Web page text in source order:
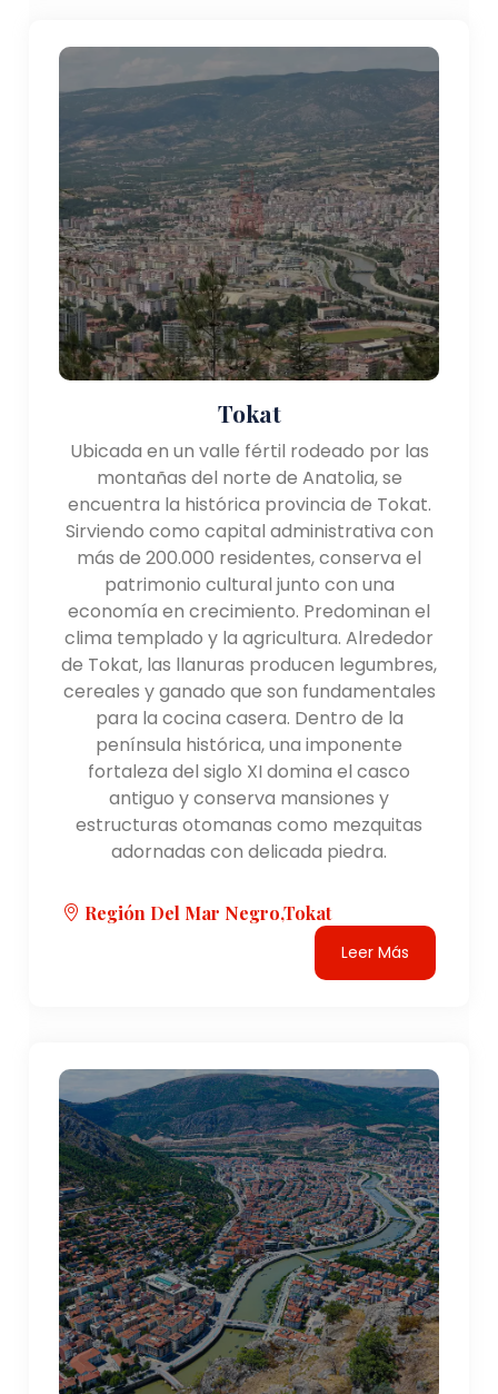
Tokat
Ubicada en un valle fértil rodeado por las
montañas del norte de Anatolia, se
encuentra la histórica provincia de Tokat.
Sirviendo como capital administrativa con
más de 200.000 residentes, conserva el
patrimonio cultural junto con una
economía en crecimiento. Predominan el
clima templado y la agricultura. Alrededor
de Tokat, las llanuras producen legumbres,
cereales y ganado que son fundamentales
para la cocina casera. Dentro de la
península histórica, una imponente
fortaleza del siglo XI domina el casco
antiguo y conserva mansiones y
estructuras otomanas como mezquitas
adornadas con delicada piedra.
Región Del Mar Negro,Tokat
Leer Más